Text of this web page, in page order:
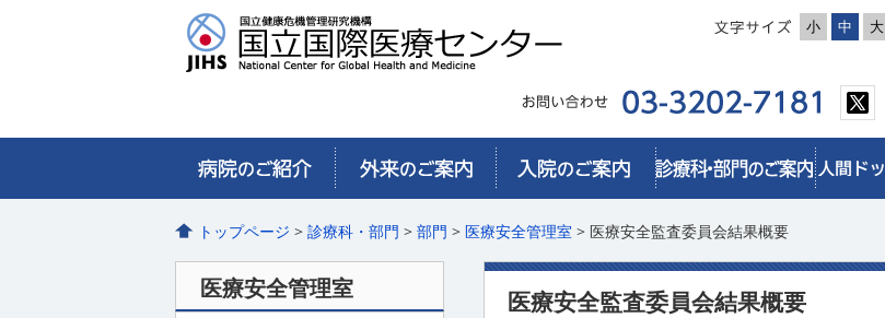
小 中 大
トップページ >診療科・部門 >部門 >医療安全管理室 > 医療安全監査委員会結果概要
医療安全監査委員会結果概要
医療安全管理室